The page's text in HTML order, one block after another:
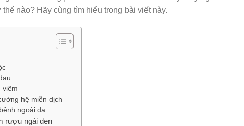
nào? Hãy cùng tìm hiểu trong bài viết này.
viêm
hệ miễn dịch
ngoài da
rượu ngải đen